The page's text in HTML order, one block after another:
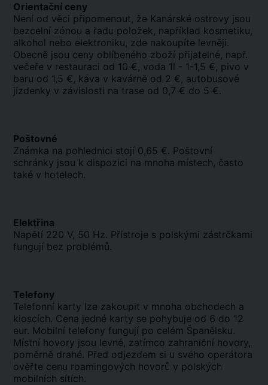
Orientační ceny
Není od věci připomenout, že Kanárské ostrovy jsou
bezcelní zónou a řadu položek, například kosmetiku,
alkohol nebo elektroniku, zde nakoupíte levněji.
Obecně jsou ceny oblíbeného zboží přijatelné, např.
večeře v restauraci od 10 €, voda 1l - 1-1,5 €, pivo v
baru od 1,5 €, káva v kavárně od 2 €, autobusové
jízdenky v závislosti na trase od 0,7 € do 5 €.
Poštovné
Známka na pohlednici stojí 0,65 €. Poštovní
schránky jsou k dispozici na mnoha místech, často
také v hotelech.
Elektřina
Napětí 220 V, 50 Hz. Přístroje s polskými zástrčkami
fungují bez problémů.
Telefony
Telefonní karty lze zakoupit v mnoha obchodech a
kioscích. Cena jedné karty se pohybuje od 6 do 12
eur. Mobilní telefony fungují po celém Španělsku.
Místní hovory jsou levné, zatímco zahraniční hovory,
poměrně drahé. Před odjezdem si u svého operátora
ověřte cenu roamingových hovorů v polských
mobilních sítích.